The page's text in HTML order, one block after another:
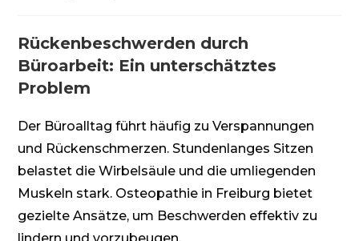
Rückenbeschwerden durch
Büroarbeit: Ein unterschätztes
Problem
Der Büroalltag führt häufig zu Verspannungen
und Rückenschmerzen. Stundenlanges Sitzen
belastet die Wirbelsäule und die umliegenden
Muskeln stark. Osteopathie in Freiburg bietet
gezielte Ansätze, um Beschwerden effektiv zu